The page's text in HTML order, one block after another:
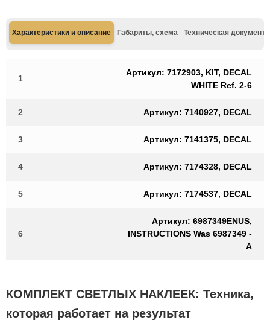
Характеристики и описание Габариты, схема Техническая
1
Артикул: 7172903, KIT, DECAL
WHITE Ref. 2-6
2 Артикул: 7140927, DECAL
3 Артикул: 7141375, DECAL
4 Артикул: 7174328, DECAL
5 Артикул: 7174537, DECAL
6
Артикул: 6987349ENUS,
INSTRUCTIONS Was 6987349 -
A
КОМПЛЕКТ СВЕТЛЫХ НАКЛЕЕК: Техника,
которая работает на результат